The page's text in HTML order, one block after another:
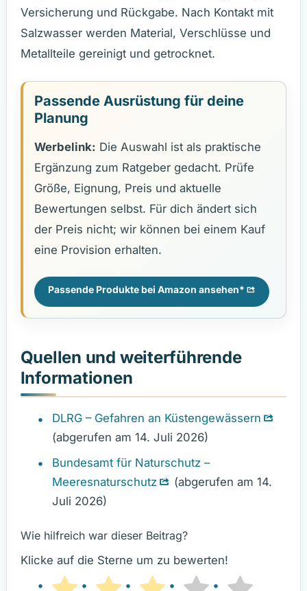
Versicherung und Rückgabe. Nach Kontakt mit
Salzwasser werden Material, Verschlüsse und
Metallteile gereinigt und getrocknet.
Passende Ausrüstung für deine
Planung
Werbelink: Die Auswahl ist als praktische
Ergänzung zum Ratgeber gedacht. Prüfe
Größe, Eignung, Preis und aktuelle
Bewertungen selbst. Für dich ändert sich
der Preis nicht; wir können bei einem Kauf
eine Provision erhalten.
Passende Produkte bei Amazon ansehen*
Quellen und weiterführende
Informationen
DLRG – Gefahren an Küstengewässern
(abgerufen am 14. Juli 2026)
Bundesamt für Naturschutz –
Meeresnaturschutz
(abgerufen am 14.
Juli 2026)
Wie hilfreich war dieser Beitrag?
Klicke auf die Sterne um zu bewerten!